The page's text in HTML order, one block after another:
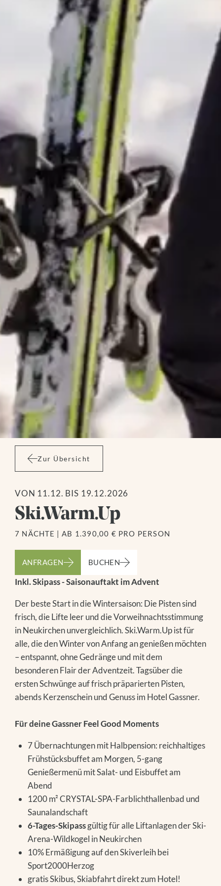
Zur Übersicht
VON 11.12. BIS 19.12.2026
Ski.Warm.Up
7 NÄCHTE |AB 1.390,00 € PRO PERSON
ANFRAGEN BUCHEN
Inkl. Skipass - Saisonauftakt im Advent
Der beste Start in die Wintersaison: Die Pisten sind
frisch, die Lifte leer und die Vorweihnachtsstimmung
in Neukirchen unvergleichlich. Ski.Warm.Up ist für
alle, die den Winter von Anfang an genießen möchten
– entspannt, ohne Gedränge und mit dem
besonderen Flair der Adventzeit. Tagsüber die
ersten Schwünge auf frisch präparierten Pisten,
abends Kerzenschein und Genuss im Hotel Gassner.
Für deine Gassner Feel Good Moments
7 Übernachtungen mit Halbpension: reichhaltiges
Frühstücksbuffet am Morgen, 5-gang
Genießermenü mit Salat- und Eisbuffet am
Abend
1200 m² CRYSTAL-SPA-Farblichthallenbad und
Saunalandschaft
6-Tages-Skipassgültig für alle Liftanlagen der Ski-
Arena-Wildkogel in Neukirchen
10% Ermäßigung auf den Skiverleih bei
Sport2000Herzog
gratis Skibus, Skiabfahrt direkt zum Hotel!